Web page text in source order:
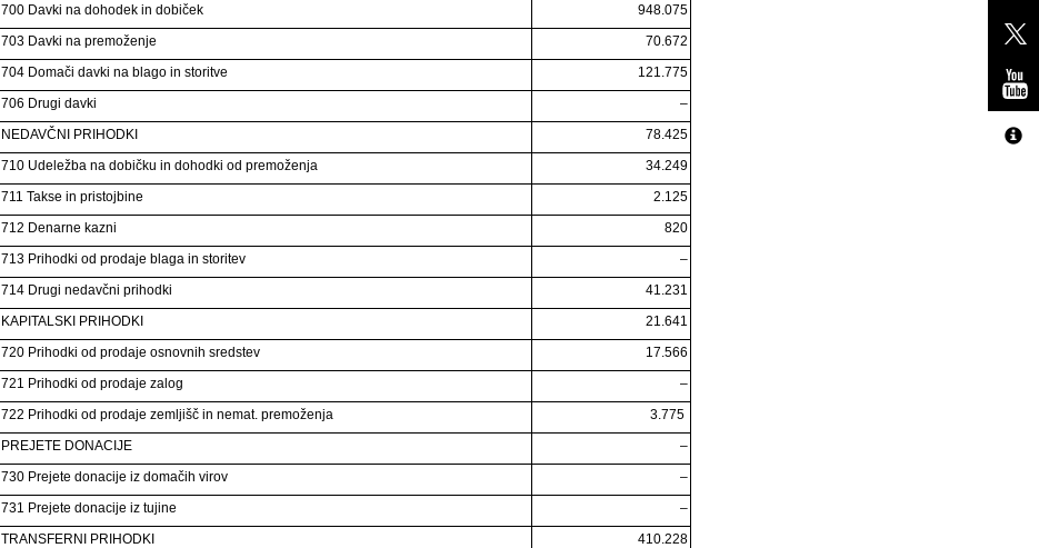
700 Davki na dohodek in dobiček
948.075
703 Davki na premoženje
70.672
704 Domači davki na blago in storitve
121.775
706 Drugi davki
–
NEDAVČNI PRIHODKI
78.425
710 Udeležba na dobičku in dohodki od premoženja
34.249
711 Takse in pristojbine
2.125
712 Denarne kazni
820
713 Prihodki od prodaje blaga in storitev
–
714 Drugi nedavčni prihodki
41.231
KAPITALSKI PRIHODKI
21.641
720 Prihodki od prodaje osnovnih sredstev
17.566
721 Prihodki od prodaje zalog
–
722 Prihodki od prodaje zemljišč in nemat. premoženja
3.775
PREJETE DONACIJE
–
730 Prejete donacije iz domačih virov
–
731 Prejete donacije iz tujine
–
TRANSFERNI PRIHODKI
410.228